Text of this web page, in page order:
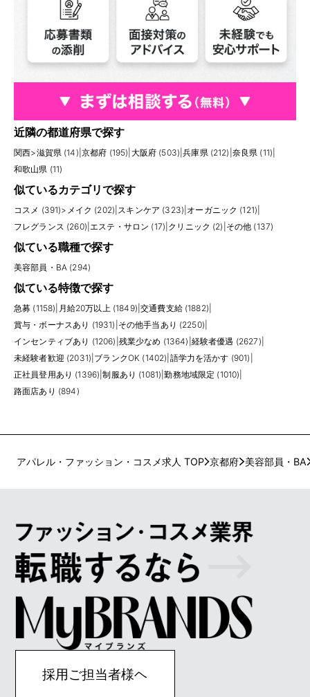
近隣の都道府県で探す
関西>滋賀県 (14) 京都府 (195) 大阪府 (503) |兵庫県 (212) 奈良県 (11)
和歌山県 (11)
似ているカテゴリで探す
コスメ (391)> メイク (202) スキンケア (323) オーガニック (121)
フレグランス (260) エステ・サロン (17) クリニック (2) その他 (137)
似ている職種で探す
美容部員・BA (294)
似ている特徴で探す
急募 (1158) 月給20万以上 (1849) |交通費支給 (1882)
賞与・ボーナスあり (1931) その他手当あり (2250)
インセンティブあり (1206) 残業少なめ (1364) 経験者優遇 (2627)
未経験者歓迎 (2031) ブランクOK (1402) 語学力を活かす (901)
正社員登用あり (1396) |制服あり (1081) |勤務地域限定 (1010)
路面店あり (894)
アパレル・ファッション・コスメ求人 TOP 京都府 美容部員・BA
採用ご担当者様ヘ